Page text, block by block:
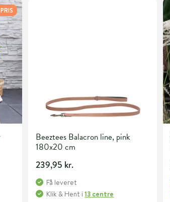
Beeztees Balacron line, pink
180x20 cm
239,95 kr.
Få leveret
Klik & Hent i13 centre